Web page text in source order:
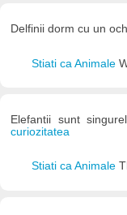
Delfinii dorm cu un
Stiati ca Animale
Elefantii sunt
curiozitatea
Stiati ca Animale